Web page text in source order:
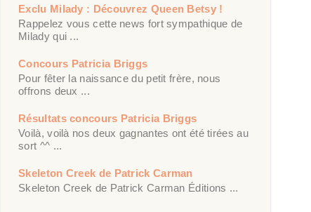
Exclu Milady : Découvrez Queen Betsy !
Rappelez vous cette news fort sympathique de
Milady qui ...
Concours Patricia Briggs
Pour fêter la naissance du petit frère, nous
offrons deux ...
Résultats concours Patricia Briggs
Voilà, voilà nos deux gagnantes ont été tirées au
sort ^^ ...
Skeleton Creek de Patrick Carman
Skeleton Creek de Patrick Carman Éditions ...